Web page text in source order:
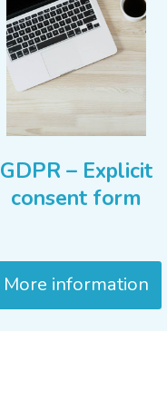
GDPR – Explicit
consent form
More information